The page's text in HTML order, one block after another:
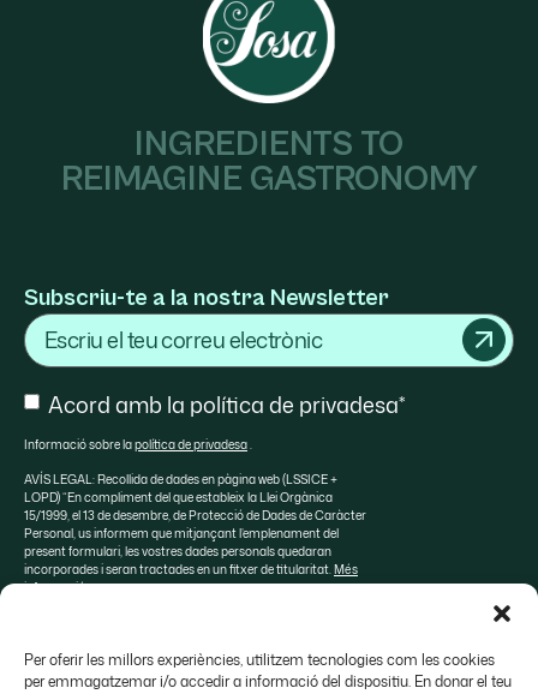
Per oferir les millors experiències, utilitzem tecnologies com les cookies
per emmagatzemar i/o accedir a informació del dispositiu. En donar el teu
INGREDIENTS TO
REIMAGINE GASTRONOMY
Subscriu-te a la nostra Newsletter
Email
Consent
Acord amb la política de privadesa*
Informació sobre lapolítica de privadesa
AVÍS LEGAL: Recollida de dades en pàgina web (LSSICE +
LOPD) “En compliment del que estableix la Llei Orgànica
15/1999, el 13 de desembre, de Protecció de Dades de Caràcter
Personal, us informem que mitjançant l’emplenament del
present formulari, les vostres dades personals quedaran
incorporades i seran tractades en un fitxer de titularitat.Més
informació